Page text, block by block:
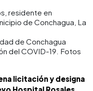
residente en
de Conchagua, La
de Conchagua
del COVID-19. Fotos
licitación y designa